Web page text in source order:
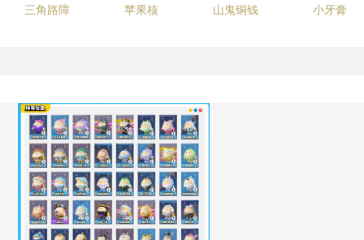
三角路障 苹果核 山鬼铜钱 小牙膏